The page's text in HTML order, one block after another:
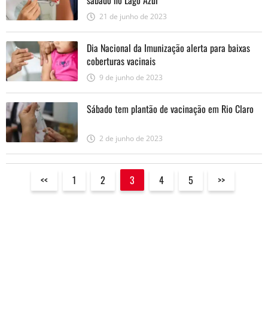
21 de junho de 2023
Dia Nacional da Imunização alerta para baixas
coberturas vacinais
9 de junho de 2023
Sábado tem plantão de vacinação em Rio Claro
2 de junho de 2023
<< 1 2 3 4 5 >>